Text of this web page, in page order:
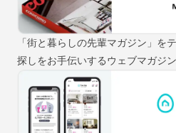
「街と暮らしの先輩マガジン」を
探しをお手伝いするウェブマガジン